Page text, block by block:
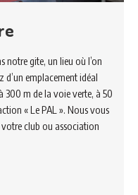
notre gite, un lieu où l’on
d’un emplacement idéal
300 m de la voie verte, à 50
« Le PAL ». Nous vous
club ou association